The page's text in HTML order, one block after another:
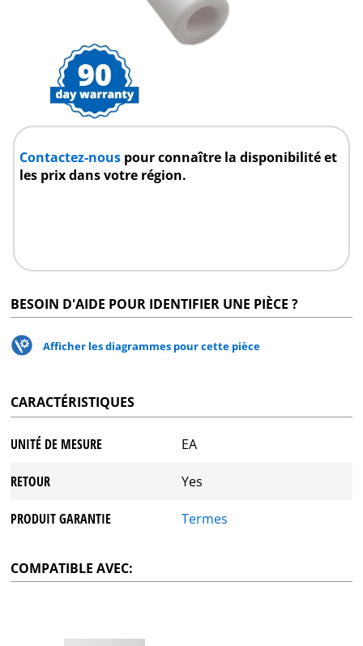
Contactez-nous pour connaître la disponibilité et
les prix dans votre région.
BESOIN D'AIDE POUR IDENTIFIER UNE PIÈCE ?
Afficher les diagrammes pour cette pièce
CARACTÉRISTIQUES
UNITÉ DE MESURE EA
RETOUR Yes
PRODUIT GARANTIE Termes
COMPATIBLE AVEC: